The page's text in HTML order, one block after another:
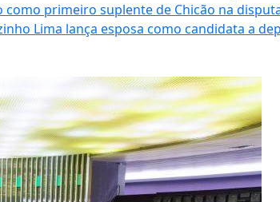
como primeiro suplente de Chicão na
Lima lança esposa como candidata a